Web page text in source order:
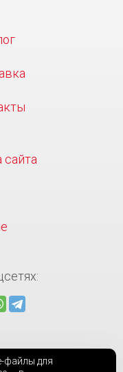
сайта
файлы для